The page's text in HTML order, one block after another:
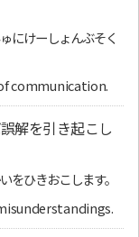
にけーしょんぶそく
communication.
解を引き起こし
をひきおこします。